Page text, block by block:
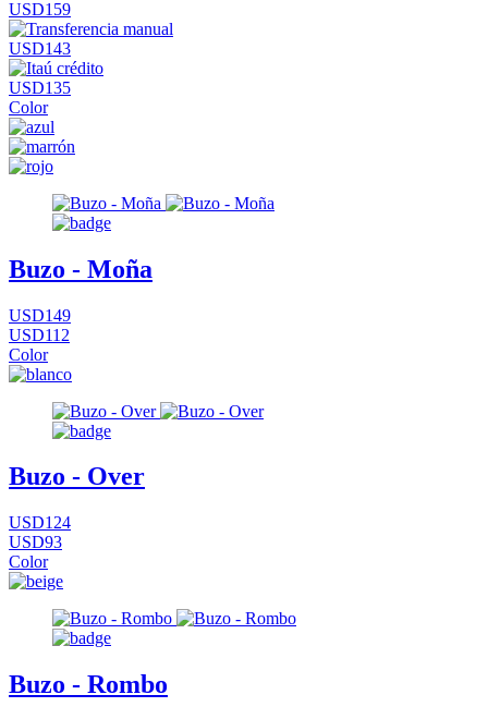
USD159
USD143
USD135
Color
Buzo - Moña
USD149
USD112
Color
Buzo - Over
USD124
USD93
Color
Buzo - Rombo